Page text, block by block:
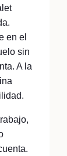
en el
sin
A la